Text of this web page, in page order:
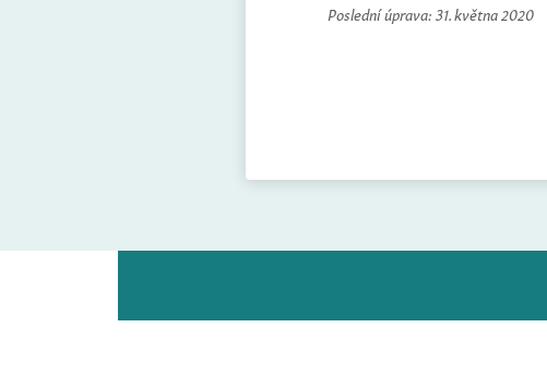
Poslední úprava: 31. května 2020